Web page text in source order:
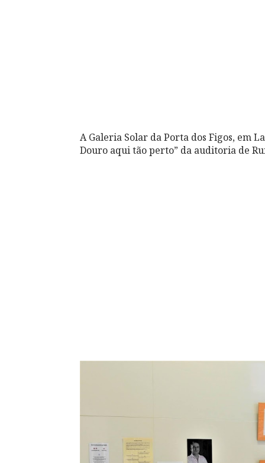
A Galeria Solar da Porta dos Figos, em
Douro aqui tão perto” da auditoria de